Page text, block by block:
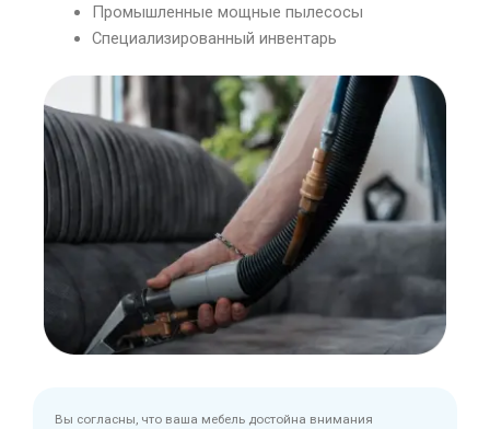
Промышленные мощные пылесосы
Специализированный инвентарь
Вы согласны, что ваша мебель достойна внимания